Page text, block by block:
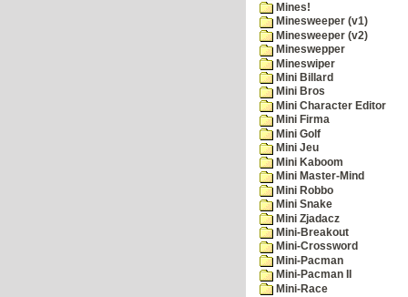
Mines!
Minesweeper (v1)
Minesweeper (v2)
Mineswepper
Mineswiper
Mini Billard
Mini Bros
Mini Character Editor
Mini Firma
Mini Golf
Mini Jeu
Mini Kaboom
Mini Master-Mind
Mini Robbo
Mini Snake
Mini Zjadacz
Mini-Breakout
Mini-Crossword
Mini-Pacman
Mini-Pacman II
Mini-Race